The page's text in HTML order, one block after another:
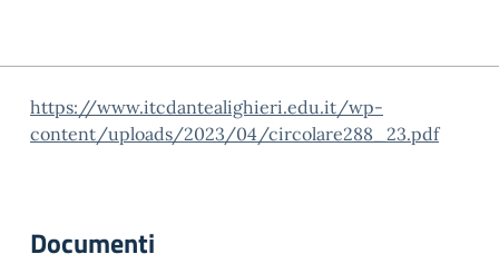
https://www.itcdantealighieri.edu.it/wp-
content/uploads/2023/04/circolare288_23.pdf
Documenti